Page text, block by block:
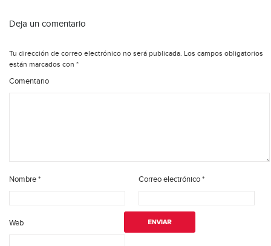
Deja un comentario
Tu dirección de correo electrónico no será publicada. Los campos obligatorios
están marcados con *
Comentario
Nombre* Correo electrónico*
Web